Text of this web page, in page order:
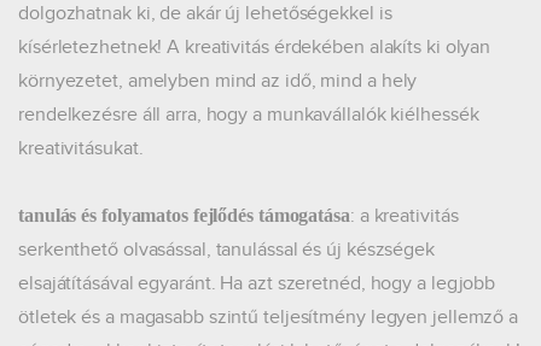
dolgozhatnak ki, de akár új lehetőségekkel is
kísérletezhetnek! A kreativitás érdekében alakíts ki olyan
környezetet, amelyben mind az idő, mind a hely
rendelkezésre áll arra, hogy a munkavállalók kiélhessék
kreativitásukat.
tanulás és folyamatos fejlődés támogatása: a kreativitás
serkenthető olvasással, tanulással és új készségek
elsajátításával egyaránt. Ha azt szeretnéd, hogy a legjobb
ötletek és a magasabb szintű teljesítmény legyen jellemző a